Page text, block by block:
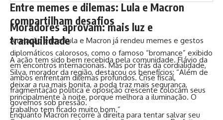
Entre memes e dilemas: Lula e Macron
compartilham desafios
A relação entre Lula e Macron já rendeu memes e gestos
diplomáticos calorosos, como o famoso “bromance” exibido
em encontros internacionais. Mas por trás da cordialidade,
ambos enfrentam dilemas profundos. Crise fiscal,
fragmentação política e oposição crescente colocam seus
governos sob pressão.
Enquanto Macron recorre à direita para tentar salvar seu
Moradores aprovam: mais luz e
tranquilidade
A ação tem sido bem recebida pela comunidade. Flávio da
Silva, morador da região, destacou os benefícios: “Além de
deixar a rua mais bonita, a poda traz mais segurança,
principalmente à noite, porque melhora a iluminação. O
trabalho tem ficado muito bom.”